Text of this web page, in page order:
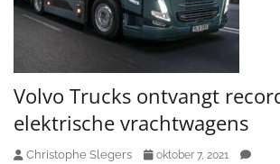
Volvo Trucks ontvangt
elektrische vrachtwagens
Christophe Slegers oktober 7, 2021